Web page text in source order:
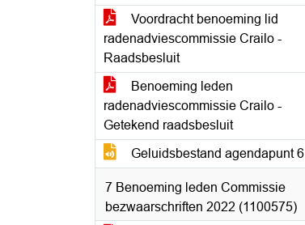
Voordracht benoeming lid
radenadviescommissie Crailo -
Raadsbesluit
Benoeming leden
radenadviescommissie Crailo -
Getekend raadsbesluit
Geluidsbestand agendapunt 6
7 Benoeming leden Commissie
bezwaarschriften 2022 (1100575)